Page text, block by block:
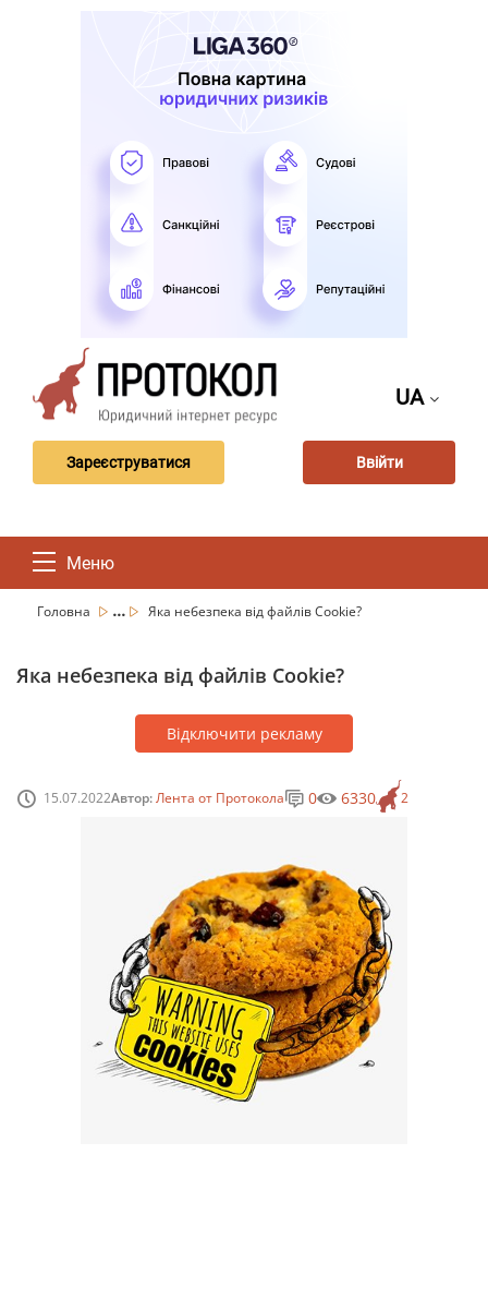
UA
Зареєструватися Ввійти
Меню
Головна ... Яка небезпека від файлів Cookie?
Яка небезпека від файлів Cookie?
Відключити рекламу
15.07.2022Автор:Лента от Протокола 2
0 6330